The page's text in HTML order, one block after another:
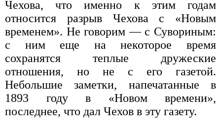
Чехова, что именно к этим годам
относится разрыв Чехова с «Новым
временем». Не говорим — с Сувориным:
с ним еще на некоторое время
сохранятся теплые дружеские
отношения, но не с его газетой.
Небольшие заметки, напечатанные в
1893 году в «Новом времени»,
последнее, что дал Чехов в эту газету.